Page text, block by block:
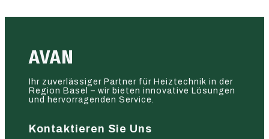
AVAN
Ihr zuverlässiger Partner für Heiztechnik in der
Region Basel – wir bieten innovative Lösungen
und hervorragenden Service.
Kontaktieren Sie Uns